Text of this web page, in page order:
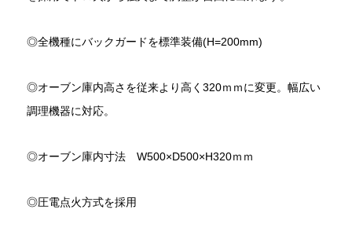
◎全機種にバックガードを標準装備(H=200mm)
◎オーブン庫内高さを従来より高く320ｍｍに変更。幅広い
調理機器に対応。
◎オーブン庫内寸法 W500×D500×H320ｍｍ
◎圧電点火方式を採用